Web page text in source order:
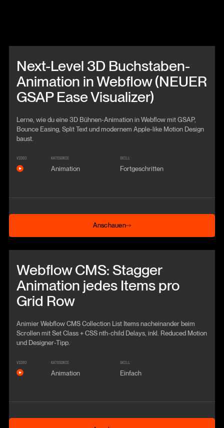
Next-Level 3D Buchstaben-
Animation in Webflow (NEUER
GSAP Ease Visualizer)
Lerne, wie du eine 3D Bühnen-Animation in Webflow mit GSAP,
Bounce Easing, Split Text und modernem Apple-like Motion Design
baust.
VIDEO KATEGORIE
Animation
SKILL
Fortgeschritten
Anschauen
Anschauen
Webflow CMS: Stagger
Animation jedes Items pro
Grid Row
Animier Webflow CMS Collection List Items nacheinander beim
Scrollen mit Set Class + CSS nth-child Delays, inkl. Reduced Motion
und Designer-Tipp.
VIDEO KATEGORIE
Animation
SKILL
Einfach
Anschauen